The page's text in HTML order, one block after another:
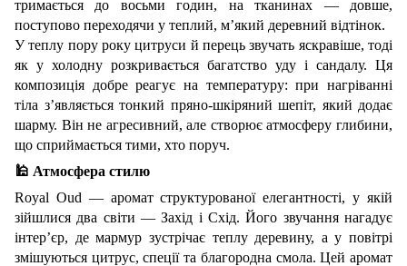
тримається до восьми годин, на тканинах — довше,
поступово переходячи у теплий, м’який деревний відтінок.
У теплу пору року цитруси й перець звучать яскравіше, тоді
як у холодну розкривається багатство уду і сандалу. Ця
композиція добре реагує на температуру: при нагріванні
тіла з’являється тонкий пряно-шкіряний шепіт, який додає
шарму. Він не агресивний, але створює атмосферу глибини,
що сприймається тими, хто поруч.
🕌 Атмосфера стилю
Royal Oud — аромат структурованої елегантності, у якій
зійшлися два світи — Захід і Схід. Його звучання нагадує
інтер’єр, де мармур зустрічає теплу деревину, а у повітрі
змішуються цитрус, спеції та благородна смола. Цей аромат